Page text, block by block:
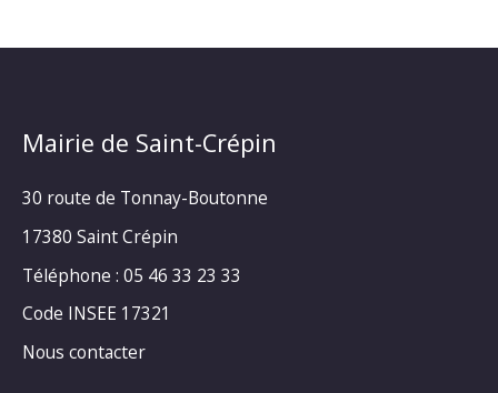
Mairie de Saint-Crépin
30 route de Tonnay-Boutonne
17380 Saint Crépin
Téléphone : 05 46 33 23 33
Code INSEE 17321
Nous contacter